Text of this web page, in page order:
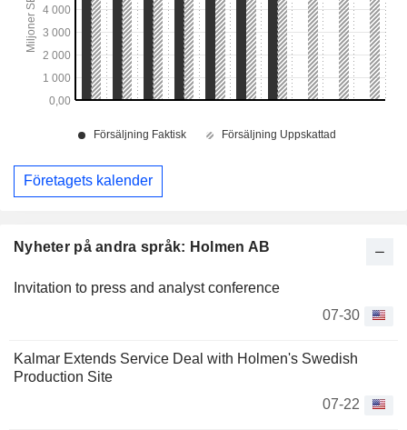
Nyheter på andra språk: Holmen AB
Invitation to press and analyst conference
07-30
Kalmar Extends Service Deal with Holmen's Swedish
Production Site
07-22
Företagets kalender